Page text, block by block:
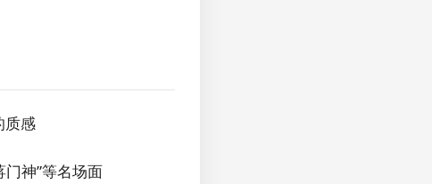
质感
神”等名场面